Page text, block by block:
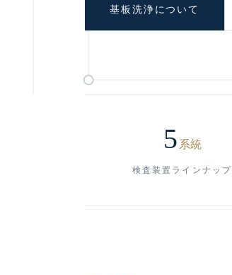
基板洗浄について
5 系統
検査装置ラインナップ